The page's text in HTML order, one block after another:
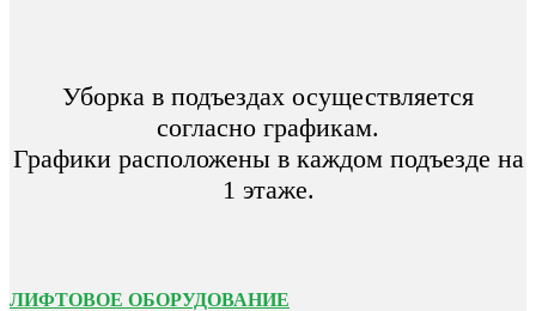
Уборка в подъездах осуществляется
согласно графикам.
Графики расположены в каждом подъезде на
1 этаже.
ЛИФТОВОЕ ОБОРУДОВАНИЕ